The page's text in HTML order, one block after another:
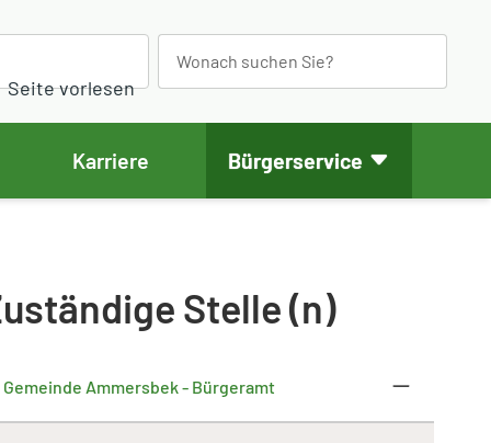
Seite vorlesen
h
Karriere Bürgerservice
Stelle (n)
Gemeinde Ammersbek - Bürgeramt